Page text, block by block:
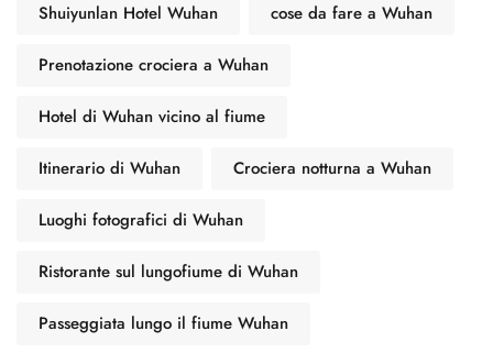
Shuiyunlan Hotel Wuhan cose da fare a Wuhan
Prenotazione crociera a Wuhan
Hotel di Wuhan vicino al fiume
Itinerario di Wuhan Crociera notturna a Wuhan
Luoghi fotografici di Wuhan
Ristorante sul lungofiume di Wuhan
Passeggiata lungo il fiume WuhanChinese (Taiwan)
Korean
French